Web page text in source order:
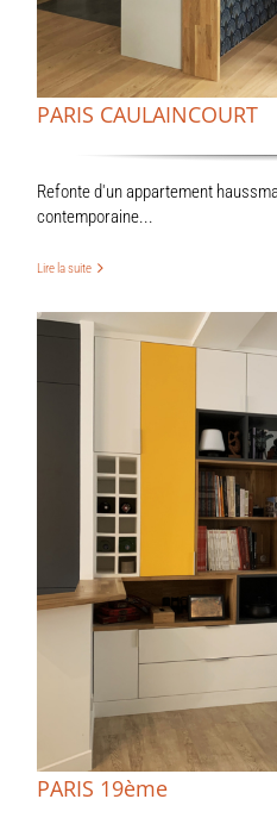
PARIS CAULAINCOURT
Refonte d'un appartement
contemporaine...
Lire la suite
PARIS 19ème